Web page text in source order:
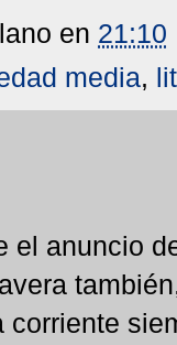
en 21:10
media,
el anuncio
corriente